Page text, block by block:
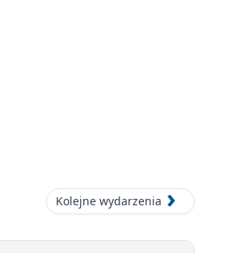
Kolejne wydarzenia